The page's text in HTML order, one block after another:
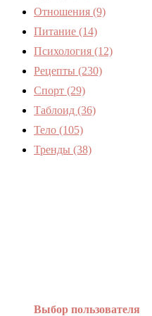
Отношения (9)
Питание (14)
Психология (12)
Рецепты (230)
Спорт (29)
Таблоид (36)
Тело (105)
Тренды (38)
Выбор пользователя